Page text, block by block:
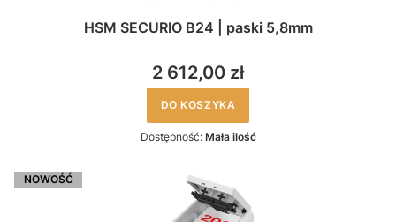
HSM SECURIO B24 | paski 5,8mm
2 612,00 zł
DO KOSZYKA
Dostępność: Mała ilość
NOWOŚĆ